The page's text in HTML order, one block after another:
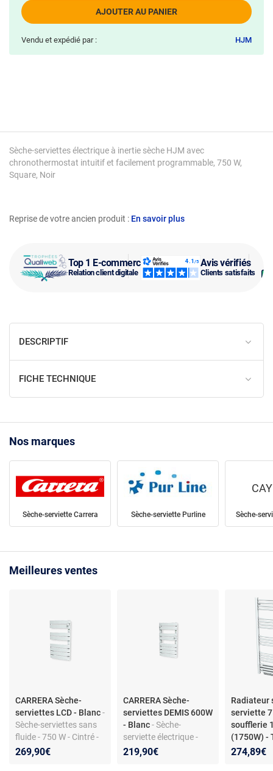
Top 1 E-commerce
Relation client digitale
Avis vérifiés
Clients satisfaits
Reprise de votre ancien produit : En savoir plus
Sèche-serviettes électrique à inertie sèche HJM avec
chronothermostat intuitif et facilement programmable, 750 W,
Square, Noir
AJOUTER AU PANIER
Vendu et expédié par : HJM
DESCRIPTIF
FICHE TECHNIQUE
Nos marques
Sèche-serviette Carrera Sèche-serviette Purline Sèche-
Meilleures ventes
CARRERA Sèche-
serviettes LCD - Blanc-
Sèche-serviettes sans
fluide - 750 W - Cintré -
Lames plates -
269,90€
CARRERA Sèche-
serviettes DEMIS 600W
- Blanc- Sèche-
serviette électrique -
Blanc - 600W - Lames
219,90€
Radiateur
serviette
soufflerie
(1750W) -
- Cayenne
274,89€